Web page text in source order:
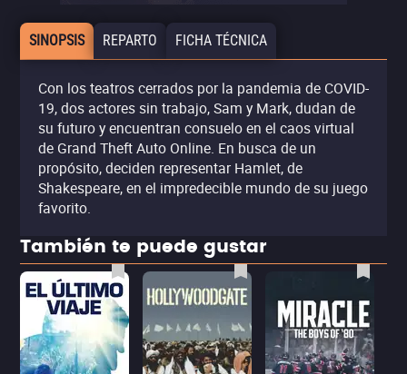
SINOPSIS REPARTO FICHA TÉCNICA
Con los teatros cerrados por la pandemia de COVID-
19, dos actores sin trabajo, Sam y Mark, dudan de
su futuro y encuentran consuelo en el caos virtual
de Grand Theft Auto Online. En busca de un
propósito, deciden representar Hamlet, de
Shakespeare, en el impredecible mundo de su juego
favorito.
También te puede gustar